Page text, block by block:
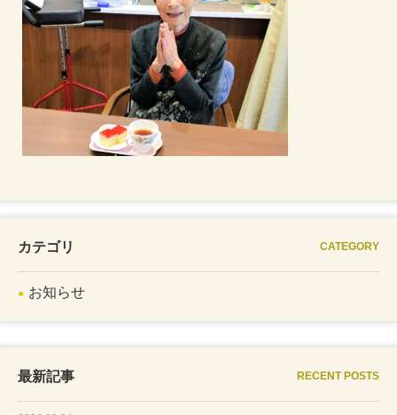
カテゴリ CATEGORY
お知らせ
最新記事 RECENT POSTS